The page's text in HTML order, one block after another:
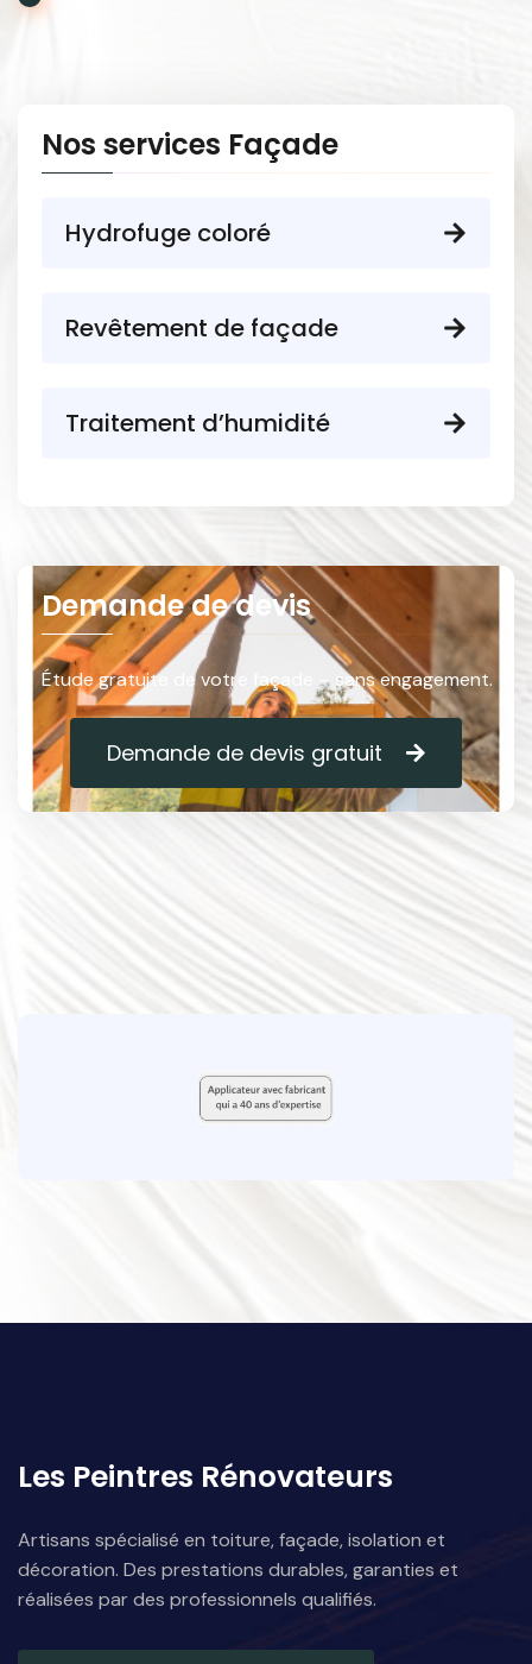
Nos services Façade
Hydrofuge coloré
Revêtement de façade
Traitement d’humidité
Demande de devis
Étude gratuite de votre façade – sans engagement.
Demande de devis gratuit
Les Peintres Rénovateurs
Artisans spécialisé en toiture, façade, isolation et
décoration. Des prestations durables, garanties et
réalisées par des professionnels qualifiés.